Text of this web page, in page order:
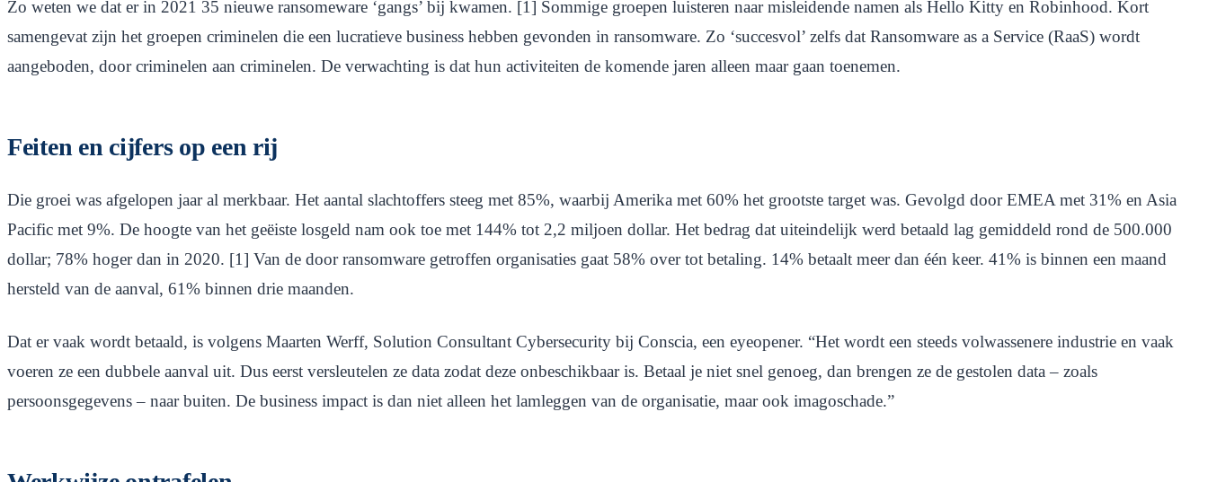
Zo weten we dat er in 2021 35 nieuwe ransomeware ‘gangs’ bij kwamen. [1] Sommige groepen luisteren naar misleidende namen als Hello Kitty en Robinhood. Kort
samengevat zijn het groepen criminelen die een lucratieve business hebben gevonden in ransomware. Zo ‘succesvol’ zelfs dat Ransomware as a Service (RaaS) wordt
aangeboden, door criminelen aan criminelen. De verwachting is dat hun activiteiten de komende jaren alleen maar gaan toenemen.
Feiten en cijfers op een rij
Die groei was afgelopen jaar al merkbaar. Het aantal slachtoffers steeg met 85%, waarbij Amerika met 60% het grootste target was. Gevolgd door EMEA met 31% en Asia
Pacific met 9%. De hoogte van het geëiste losgeld nam ook toe met 144% tot 2,2 miljoen dollar. Het bedrag dat uiteindelijk werd betaald lag gemiddeld rond de 500.000
dollar; 78% hoger dan in 2020. [1] Van de door ransomware getroffen organisaties gaat 58% over tot betaling. 14% betaalt meer dan één keer. 41% is binnen een maand
hersteld van de aanval, 61% binnen drie maanden.
Dat er vaak wordt betaald, is volgens Maarten Werff, Solution Consultant Cybersecurity bij Conscia, een eyeopener. “Het wordt een steeds volwassenere industrie en vaak
voeren ze een dubbele aanval uit. Dus eerst versleutelen ze data zodat deze onbeschikbaar is. Betaal je niet snel genoeg, dan brengen ze de gestolen data – zoals
persoonsgegevens – naar buiten. De business impact is dan niet alleen het lamleggen van de organisatie, maar ook imagoschade.”